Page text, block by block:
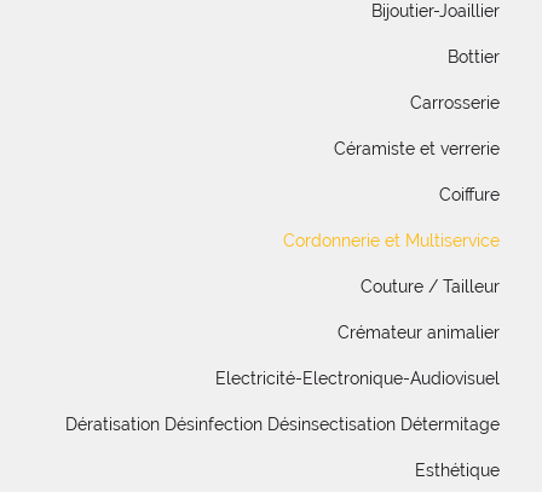
Bijoutier-Joaillier
Bottier
Carrosserie
Céramiste et verrerie
Coiffure
Cordonnerie et Multiservice
Couture / Tailleur
Crémateur animalier
Electricité-Electronique-Audiovisuel
Dératisation Désinfection Désinsectisation Détermitage
Esthétique